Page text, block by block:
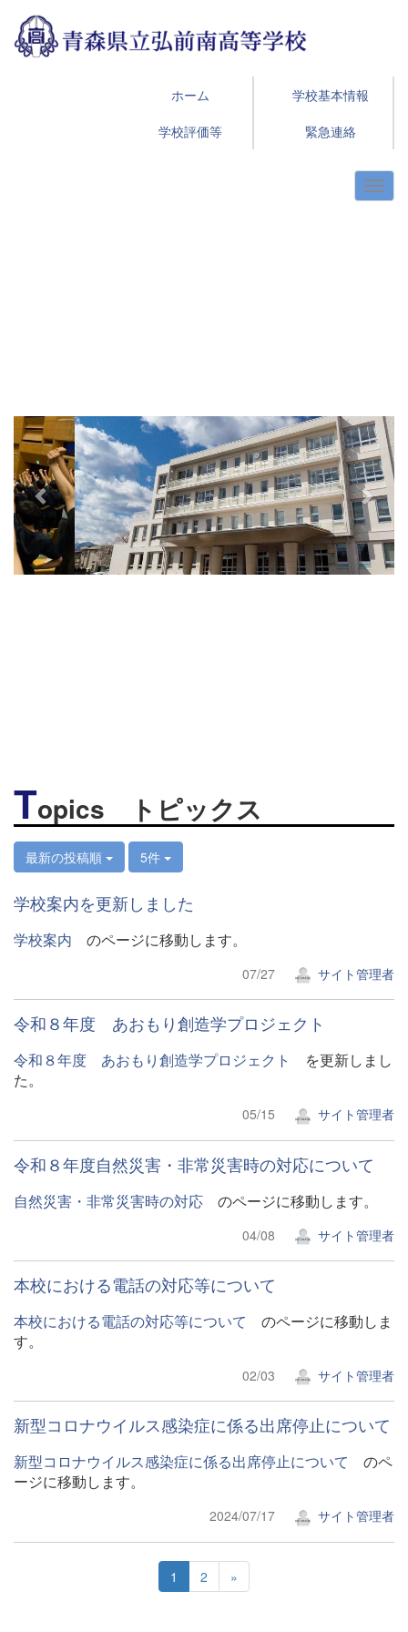
ホーム
学校基本情報
学校評価等
緊急連絡
s
Topics トピックス
最新の投稿順 5件
学校案内を更新しました
学校案内 のページに移動します。
07/27 サイト管理者
令和８年度 あおもり創造学プロジェクト
令和８年度 あおもり創造学プロジェクト
を更新しまし
た。
05/15 サイト管理者
令和８年度自然災害・非常災害時の対応について
自然災害・非常災害時の対応 のページに移動します。
04/08 サイト管理者
本校における電話の対応等について
本校における電話の対応等について のページに移動しま
す。
02/03 サイト管理者
新型コロナウイルス感染症に係る出席停止について
新型コロナウイルス感染症に係る出席停止について のペ
ージに移動します。
2024/07/17 サイト管理者
1 2 »